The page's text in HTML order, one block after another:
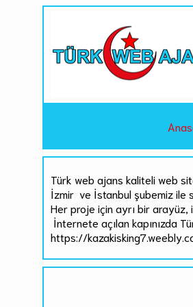
Türk web ajans kaliteli web
İzmir ve İstanbul şubemiz ile
Her proje için ayrı bir arayüz,
İnternete açılan kapınızda
https://